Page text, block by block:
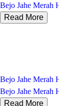
Bejo Jahe Merah
Read More
Bejo Jahe Merah
Bejo Jahe Merah
Read More